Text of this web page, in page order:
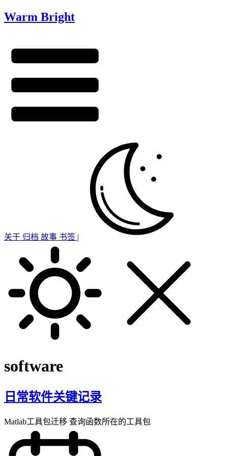
Warm Bright
关于 归档 故事 书签 |
software
日常软件关键记录
Matlab工具包迁移 查询函数所在的工具包